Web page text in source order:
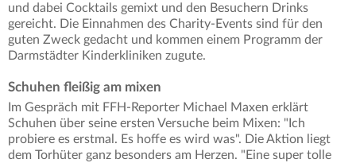
und dabei Cocktails gemixt und den Besuchern Drinks
gereicht. Die Einnahmen des Charity-Events sind für den
guten Zweck gedacht und kommen einem Programm der
Darmstädter Kinderkliniken zugute.
Schuhen fleißig am mixen
Im Gespräch mit FFH-Reporter Michael Maxen erklärt
Schuhen über seine ersten Versuche beim Mixen: "Ich
probiere es erstmal. Es hoffe es wird was". Die Aktion liegt
dem Torhüter ganz besonders am Herzen. "Eine super tolle